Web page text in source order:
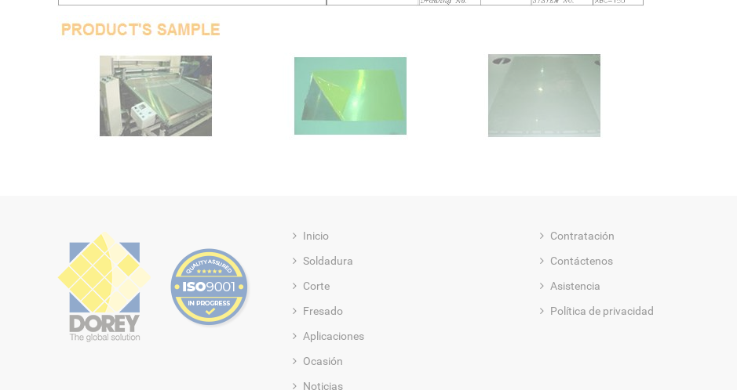
Inicio
Soldadura
Corte
Fresado
Aplicaciones
Ocasión
Noticias
Contratación
Contáctenos
Asistencia
Política de privacidad